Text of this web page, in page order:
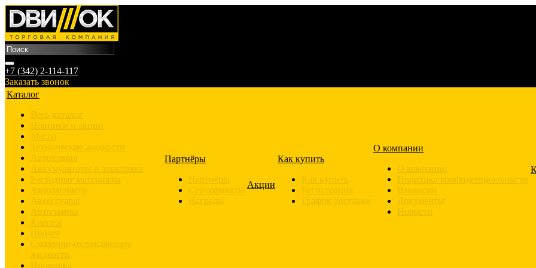
+7 (342) 2-114-117
Заказать звонок
Каталог
Весь каталог
Новинки и акции
Масла
Технические жидкости
Автохимия
Аккумуляторы и электрика
Расходные материалы
Автозапчасти
Аксессуары
Автолампы
Крепёж
Прочее
Смазочно-охлаждающие
жидкости
Иномарка
Партнёры
Партнёры
Сертификаты
Награды
Акции
Как купить
Как купить
Регистрация
График доставки
О компании
О компании
Политика конфиденциальности
Вакансии
Документы
Новости